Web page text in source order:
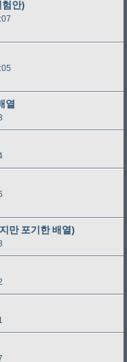
험안)
열
만 포기한 배열)